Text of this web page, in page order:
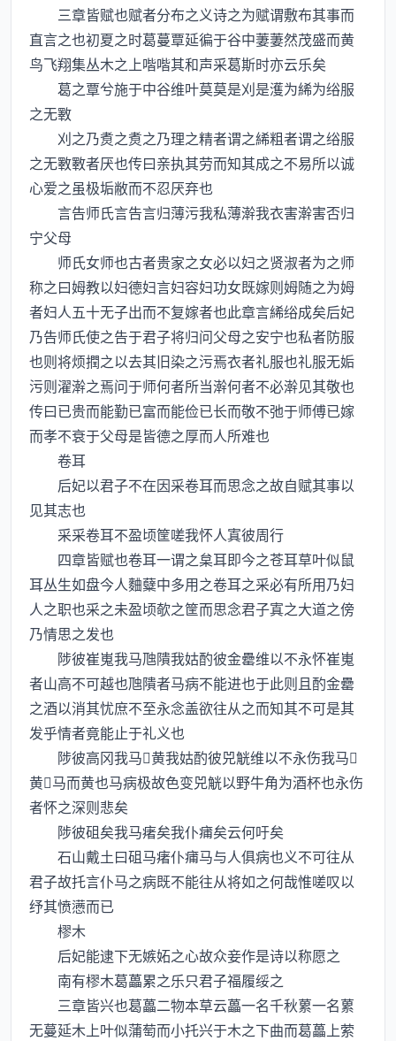
三章皆赋也赋者分布之义诗之为赋谓敷布其事而
直言之也初夏之时葛蔓覃延徧于谷中萋萋然茂盛而黄
鸟飞翔集丛木之上喈喈其和声采葛斯时亦云乐矣
葛之覃兮施于中谷维叶莫莫是刈是濩为絺为绤服
之无斁
刈之乃煑之煑之乃理之精者谓之絺粗者谓之绤服
之无斁斁者厌也传曰亲执其劳而知其成之不易所以诚
心爱之虽极垢敝而不忍厌弃也
言告师氏言告言归薄污我私薄澣我衣害澣害否归
宁父母
师氏女师也古者贵家之女必以妇之贤淑者为之师
称之曰姆教以妇德妇言妇容妇功女既嫁则姆随之为姆
者妇人五十无子出而不复嫁者也此章言絺绤成矣后妃
乃告师氏使之告于君子将归问父母之安宁也私者防服
也则将烦撋之以去其旧染之污焉衣者礼服也礼服无姤
污则濯澣之焉问于师何者所当澣何者不必澣见其敬也
传曰已贵而能勤已富而能俭已长而敬不弛于师傅已嫁
而孝不衰于父母是皆德之厚而人所难也
卷耳
后妃以君子不在因采卷耳而思念之故自赋其事以
见其志也
采采卷耳不盈顷筐嗟我怀人寘彼周行
四章皆赋也卷耳一谓之枲耳即今之苍耳草叶似鼠
耳丛生如盘今人麯糵中多用之卷耳之采必有所用乃妇
人之职也采之未盈顷欹之筐而思念君子寘之大道之傍
乃情思之发也
陟彼崔嵬我马虺隤我姑酌彼金罍维以不永怀崔嵬
者山高不可越也虺隤者马病不能进也于此则且酌金罍
之酒以消其忧庶不至永念盖欲往从之而知其不可是其
发乎情者竟能止于礼义也
陟彼高冈我马黄我姑酌彼兕觥维以不永伤我马
黄马而黄也马病极故色变兕觥以野牛角为酒杯也永伤
者怀之深则悲矣
陟彼砠矣我马瘏矣我仆痡矣云何吁矣
石山戴土曰砠马瘏仆痡马与人俱病也义不可往从
君子故托言仆马之病既不能往从将如之何哉惟嗟叹以
纾其愤懑而已
樛木
后妃能逮下无嫉妬之心故众妾作是诗以称愿之
南有樛木葛藟累之乐只君子福履绥之
三章皆兴也葛藟二物本草云藟一名千秋蔂一名蔂
无蔓延木上叶似蒲萄而小托兴于木之下曲而葛藟上萦